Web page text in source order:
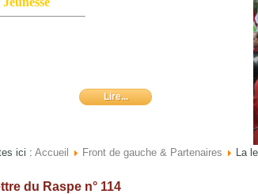
Lire...
ici : Accueil Front de gauche & Partenaires La
du Raspe n° 114